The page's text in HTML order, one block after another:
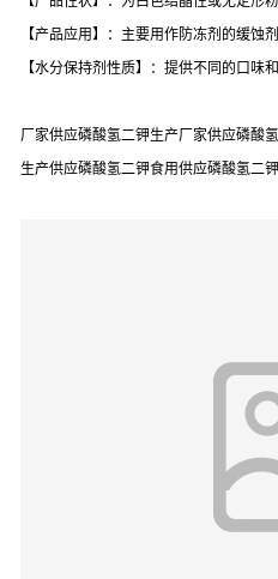
【产品应用】：主要用作防冻剂的缓蚀
【水分保持剂性质】：提供不同的口味
厂家供应磷酸氢二钾生产厂家供应磷酸
生产供应磷酸氢二钾食用供应磷酸氢二